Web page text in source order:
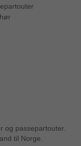
og passepartouter.
til Norge.